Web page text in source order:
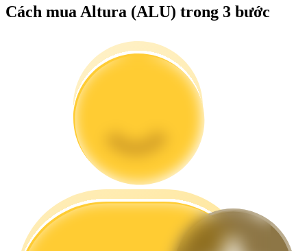
Phân tích dữ liệu lớn bao gồm thông tin giao dịch, v.v.
Hướng dẫn giao dịch Spot
Cách mua Altura (ALU) trong 3 bước